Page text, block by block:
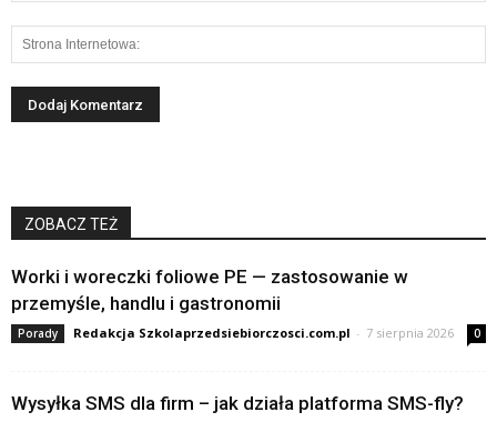
ZOBACZ TEŻ
Worki i woreczki foliowe PE — zastosowanie w
przemyśle, handlu i gastronomii
Porady Redakcja Szkolaprzedsiebiorczosci.com.pl - 7 sierpnia 2026 0
Wysyłka SMS dla firm – jak działa platforma SMS-fly?